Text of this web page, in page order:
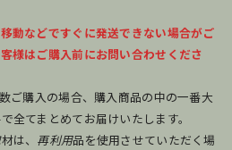
動などですぐに発送できない場合がご
様はご購入前にお問い合わせくださ
ご購入の場合、購入商品の中の一番大
全てまとめてお届けいたします。
材は、 再利用品を使用させていただく場